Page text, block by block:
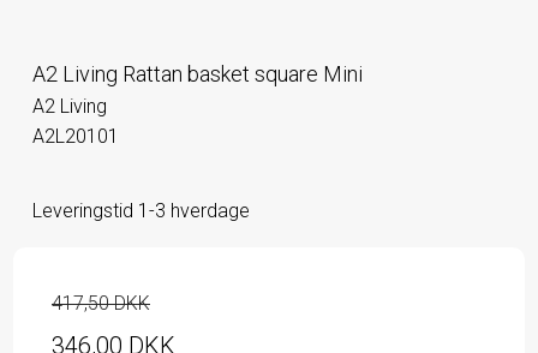
A2 Living Rattan basket square Mini
A2 Living
A2L20101
Leveringstid 1-3 hverdage
417,50 DKK
346,00 DKK